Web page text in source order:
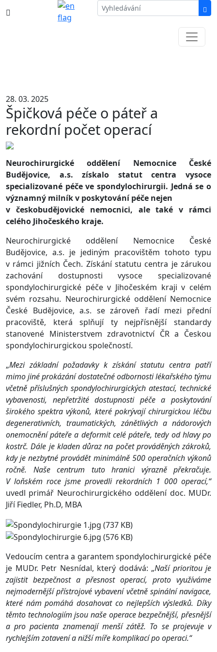
28. 03. 2025
Špičková péče o páteř a
rekordní počet operací
Neurochirurgické oddělení Nemocnice České
Budějovice, a.s. získalo statut centra vysoce
specializované péče ve spondylochirurgii. Jedná se o
významný milník v poskytování péče nejen
v českobudějovické nemocnici, ale také v rámci
celého Jihočeského kraje.
Neurochirurgické oddělení Nemocnice České
Budějovice, a.s. je jediným pracovištěm tohoto typu
v rámci jižních Čech. Získání statutu centra je zárukou
zachování dostupnosti vysoce specializované
spondylochirurgické péče v Jihočeském kraji v celém
svém rozsahu. Neurochirurgické oddělení Nemocnice
České Budějovice, a.s. se zároveň řadí mezi přední
pracoviště, která splňují ty nejpřísnější standardy
stanovené Ministerstvem zdravotnictví ČR a Českou
spondylochirurgickou společností.
„Mezi základní požadavky k získání statutu centra patří
mimo jiné prokázání dostatečné odbornosti lékařského týmu
včetně příslušných spondylochirurgických atestací, technické
vybavenosti, nepřetržité dostupnosti péče a poskytování
širokého spektra výkonů, které pokrývají chirurgickou léčbu
degenerativních, traumatických, zánětlivých a nádorových
onemocnění páteře a deformit celé páteře, tedy od hlavy po
kostrč. Dále je kladen důraz na počet prováděných zákroků,
kdy je nezbytné provádět minimálně 500 operačních výkonů
ročně. Naše centrum tuto hranici výrazně překračuje.
V loňském roce jsme provedli rekordních 1 000 operací,“
uvedl primář Neurochirurgického oddělení doc. MUDr.
Jiří Fiedler, Ph.D, MBA
Vedoucím centra a garantem spondylochirurgické péče
je MUDr. Petr Nesnídal, který dodává: „Naší prioritou je
zajistit bezpečnost a přesnost operací, proto využíváme
nejmodernější přístrojové vybavení včetně spinální navigace,
které nám pomáhá dosahovat co nejlepších výsledků. Díky
těmto technologiím jsou naše operace bezpečnější, přesnější
a pro pacienta znamenají menší zátěž. To se projevuje v
rychlejším zotavení a nižší míře komplikací po operaci.“